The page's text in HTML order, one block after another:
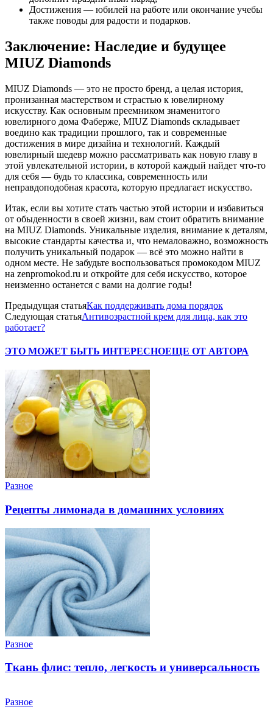
Достижения — юбилей на работе или окончание учебы
также поводы для радости и подарков.
Заключение: Наследие и будущее
MIUZ Diamonds
MIUZ Diamonds — это не просто бренд, а целая история,
пронизанная мастерством и страстью к ювелирному
искусству. Как основным преемником знаменитого
ювелирного дома Фаберже, MIUZ Diamonds складывает
воедино как традиции прошлого, так и современные
достижения в мире дизайна и технологий. Каждый
ювелирный шедевр можно рассматривать как новую главу в
этой увлекательной истории, в которой каждый найдет что-то
для себя — будь то классика, современность или
неправдоподобная красота, которую предлагает искусство.
Итак, если вы хотите стать частью этой истории и избавиться
от обыденности в своей жизни, вам стоит обратить внимание
на MIUZ Diamonds. Уникальные изделия, внимание к деталям,
высокие стандарты качества и, что немаловажно, возможность
получить уникальный подарок — всё это можно найти в
одном месте. Не забудьте воспользоваться промокодом MIUZ
на zenpromokod.ru и откройте для себя искусство, которое
неизменно останется с вами на долгие годы!
Предыдущая статьяКак поддерживать дома порядок
Следующая статьяАнтивозрастной крем для лица, как это
работает?
ЭТО МОЖЕТ БЫТЬ ИНТЕРЕСНОЕЩЕ ОТ АВТОРА
Разное
Рецепты лимонада в домашних условиях
Разное
Ткань флис: тепло, легкость и универсальность
Разное